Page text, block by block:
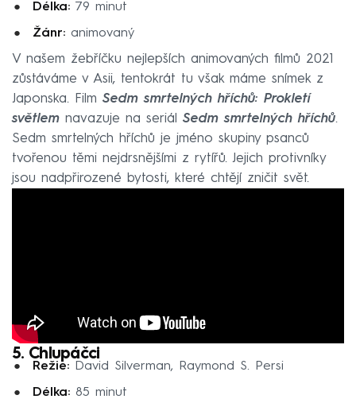
Délka:79 minut
Žánr:animovaný
V našem žebříčku nejlepších animovaných filmů 2021
zůstáváme v Asii, tentokrát tu však máme snímek z
Japonska. Film Sedm smrtelných hříchů: Prokletí
světlem navazuje na seriál Sedm smrtelných hříchů.
Sedm smrtelných hříchů je jméno skupiny psanců
tvořenou těmi nejdrsnějšími z rytířů. Jejich protivníky
jsou nadpřirozené bytosti, které chtějí zničit svět.
5. Chlupáčci
Režie:David Silverman, Raymond S. Persi
Délka:85 minut